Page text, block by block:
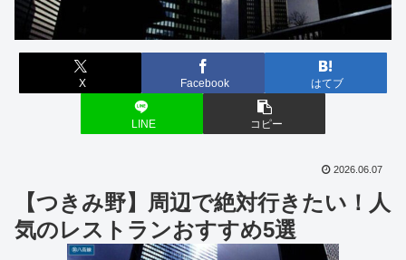
X Facebook はてブ
LINE コピー
2026.06.07
【つきみ野】周辺で絶対行きたい！人
気のレストランおすすめ5選